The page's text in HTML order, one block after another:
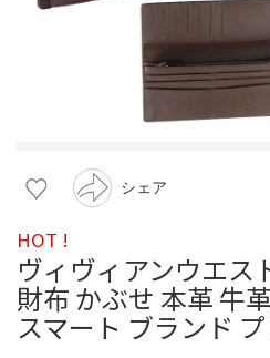
シェア
HOT !
ヴィヴィアンウエス
財布 かぶせ 本革 牛
スマート ブランド